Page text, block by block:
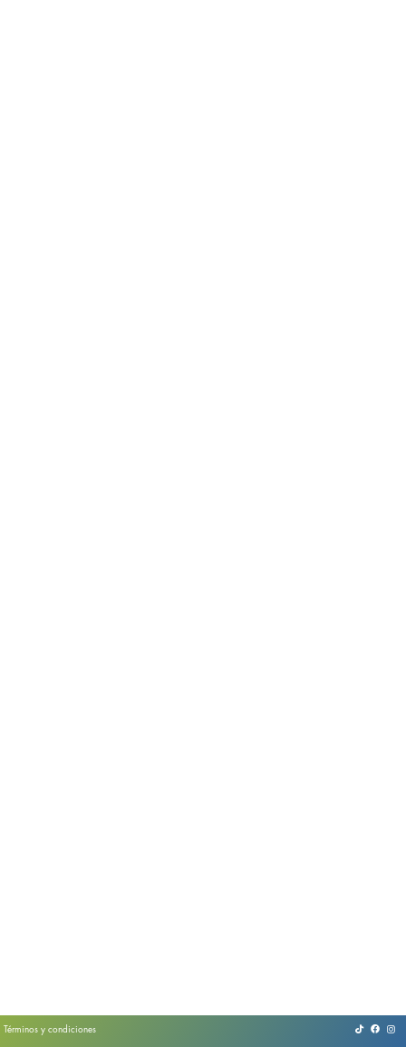
Términos y condiciones